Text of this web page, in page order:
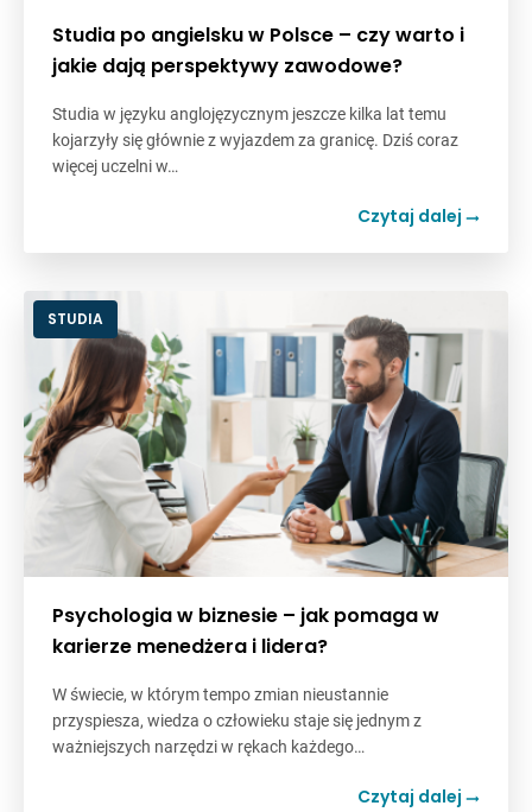
Studia po angielsku w Polsce – czy warto i
jakie dają perspektywy zawodowe?
Studia w języku anglojęzycznym jeszcze kilka lat temu
kojarzyły się głównie z wyjazdem za granicę. Dziś coraz
więcej uczelni w…
Czytaj dalej
STUDIA
Psychologia w biznesie – jak pomaga w
karierze menedżera i lidera?
W świecie, w którym tempo zmian nieustannie
przyspiesza, wiedza o człowieku staje się jednym z
ważniejszych narzędzi w rękach każdego…
Czytaj dalej